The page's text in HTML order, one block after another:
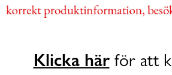
Klicka härför att